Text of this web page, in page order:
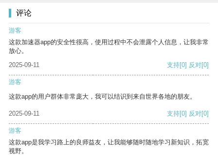
评论
游客
这款加速器app的安全性很高，使用过程中不会泄露个人信息，让我非常
放心。
2025-09-11
支持[0] 反对[0]
游客
这款app的用户群体非常庞大，我可以结识到来自世界各地的朋友。
2025-09-11 支持[0] 反对[0]
游客
这款app是我学习路上的良师益友，让我能够随时随地学习新知识，拓宽
视野。